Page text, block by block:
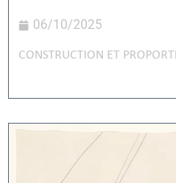
06/10/2025
CONSTRUCTION ET